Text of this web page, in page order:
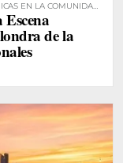
EN LA COMUNIDAD
de la